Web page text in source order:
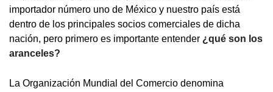
importador número uno de México y nuestro país está
dentro de los principales socios comerciales de dicha
nación, pero primero es importante entender ¿qué son los
aranceles?
La Organización Mundial del Comercio denomina